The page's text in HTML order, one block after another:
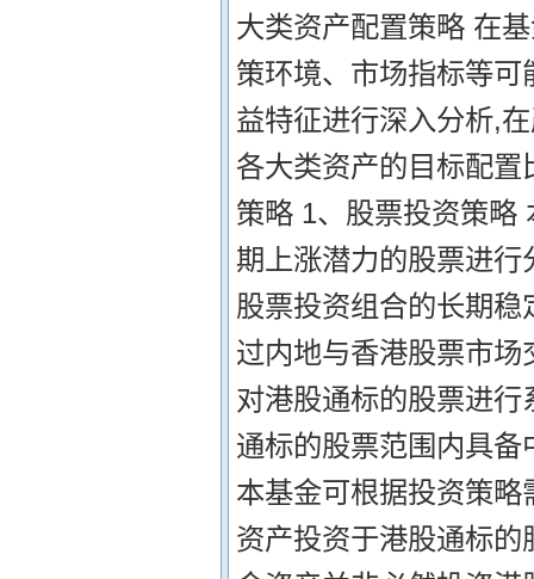
大类资产配置策略 在
策环境、市场指标等
益特征进行深入分析,
各大类资产的目标配
策略 1、股票投资策略
期上涨潜力的股票进
股票投资组合的长期
过内地与香港股票市
对港股通标的股票进
通标的股票范围内具
本基金可根据投资策
资产投资于港股通标